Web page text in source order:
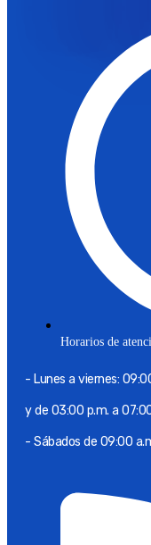
Horarios de
- Lunes a viernes:
y de 03:00 p.m. a
- Sábados de 09:00